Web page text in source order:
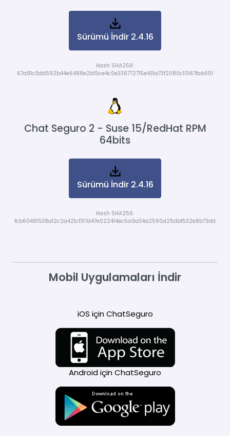
Sürümü İndir 2.4.16
Hash SHA256:
67a81c0dd592b44e6488e2b15ce4c0e336772715e431a73f2080c10167fab651
Chat Seguro 2 - Suse 15/RedHat RPM
64bits
Sürümü İndir 2.4.16
Hash SHA256:
fcb60481538a12c2a421cf317d47e022414ec5a9a34a2580d25dbf532e8b73dd
Mobil Uygulamaları İndir
iOS için ChatSeguro
Android için ChatSeguro